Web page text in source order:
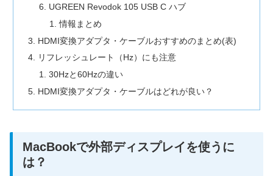
UGREEN Revodok 105 USB C ハブ
情報まとめ
HDMI変換アダプタ・ケーブルおすすめのまとめ(表)
リフレッシュレート（Hz）にも注意
30Hzと60Hzの違い
HDMI変換アダプタ・ケーブルはどれが良い？
MacBookで外部ディスプレイを使うに
は？